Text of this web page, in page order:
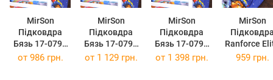
MirSon
Підковдра
Бязь 17-0794
Paw Patrol
MirSon
Підковдра
Бязь 17-0794
Paw Patrol
MirSon
Підковдра
Бязь 17-0794
Paw Patrol
MirSon
Ranforce
17-0794
от 986 грн. от 1 129 грн. от 1 398 грн. 959 грн.